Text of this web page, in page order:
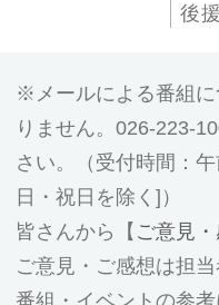
後
メールによる番組
りません。026-223-
さい。（受付時間：
日・祝日を除く]）
皆さんから【 ご意見
ご意見・ご感想は担